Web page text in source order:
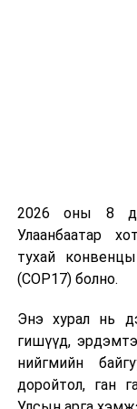
2026 оны 8
Улаанбаатар
тухай
(COP17) болно.
Энэ хурал нь
гишүүд,
нийгмийн
доройтол, ган